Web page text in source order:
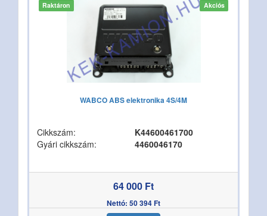
Raktáron Akciós
WABCO ABS elektronika 4S/4M
Cikkszám:
K44600461700
Gyári cikkszám:
4460046170
64 000 Ft
Nettó: 50 394 Ft